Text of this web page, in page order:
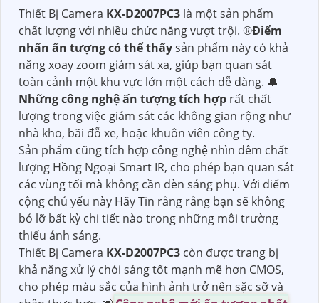
Thiết Bị Camera KX-D2007PC3 là một sản phẩm
chất lượng với nhiều chức năng vượt trội. ®️Điểm
nhấn ấn tượng có thể thấysản phẩm này có khả
năng xoay zoom giám sát xa, giúp bạn quan sát
toàn cảnh một khu vực lớn một cách dễ dàng. 🔔
Những công nghệ ấn tượng tích hợp rất chất
lượng trong việc giám sát các không gian rộng như
nhà kho, bãi đỗ xe, hoặc khuôn viên công ty.
Sản phẩm cũng tích hợp công nghệ nhìn đêm chất
lượng Hồng Ngoại Smart IR, cho phép bạn quan sát
các vùng tối mà không cần đèn sáng phụ. Với điểm
cộng chủ yếu này Hãy Tin rằng rằng bạn sẽ không
bỏ lỡ bất kỳ chi tiết nào trong những môi trường
thiếu ánh sáng.
Thiết Bị Camera KX-D2007PC3 còn được trang bị
khả năng xử lý chói sáng tốt mạnh mẽ hơn CMOS,
cho phép màu sắc của hình ảnh trở nên sặc sỡ và